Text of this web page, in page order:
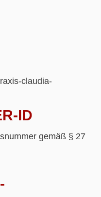
claudia-
ID
gemäß § 27